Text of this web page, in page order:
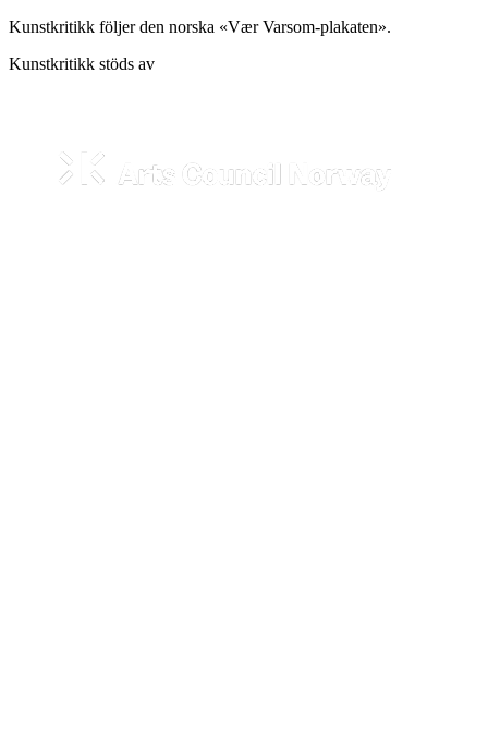
Kunstkritikk följer den norska «Vær Varsom-plakaten».
Kunstkritikk stöds av